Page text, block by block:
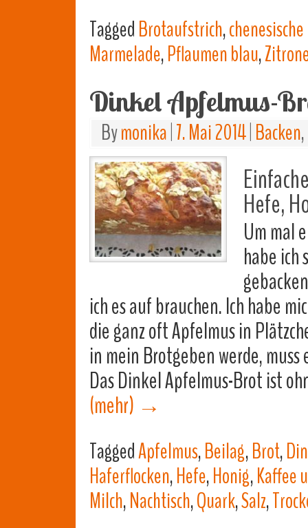
TaggedBrotaufstrich,
Marmelade,Pflaumen blau,
Dinkel Apfelmus-
Bymonika 7. Mai 2014 Backen,
Hefe,
Um mal
habe
ich es auf brauchen. Ich habe
die ganz oft Apfelmus in
in mein Brotgeben werde,
Das Dinkel Apfelmus-Brot ist
(mehr) →
TaggedApfelmus,Beilag,Brot,
Haferflocken,Hefe,Honig,Kaffee
Milch,Nachtisch,Quark,Salz,